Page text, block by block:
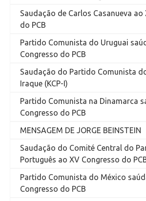
Saudação de Carlos Casanueva ao
do PCB
Partido Comunista do Uruguai
Congresso do PCB
Saudação do Partido Comunista
Iraque (KCP-I)
Partido Comunista na Dinamarca
Congresso do PCB
MENSAGEM DE JORGE BEINSTEIN
Saudação do Comité Central do
Português ao XV Congresso do
Partido Comunista do México
Congresso do PCB